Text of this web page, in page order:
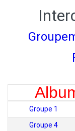
Groupe 1
Groupe 4